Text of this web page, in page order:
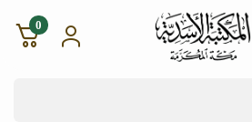
شركة المكتبة الأسدية للنشر
0